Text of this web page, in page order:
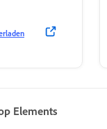
Elements